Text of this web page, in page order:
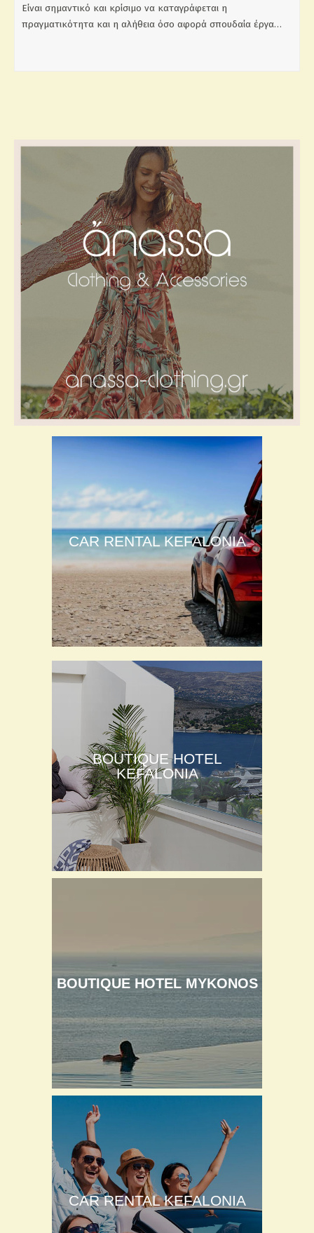
Είναι σημαντικό και κρίσιμο να καταγράφεται η
πραγματικότητα και η αλήθεια όσο αφορά σπουδαία έργα…
CAR RENTAL KEFALONIA
BOUTIQUE HOTEL
KEFALONIA
BOUTIQUE HOTEL MYKONOS
CAR RENTAL KEFALONIA